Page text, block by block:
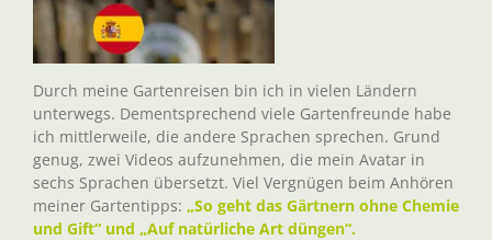
Durch meine Gartenreisen bin ich in vielen Ländern
unterwegs. Dementsprechend viele Gartenfreunde habe
ich mittlerweile, die andere Sprachen sprechen. Grund
genug, zwei Videos aufzunehmen, die mein Avatar in
sechs Sprachen übersetzt. Viel Vergnügen beim Anhören
meiner Gartentipps: „So geht das Gärtnern ohne Chemie
und Gift“ und „Auf natürliche Art düngen“.